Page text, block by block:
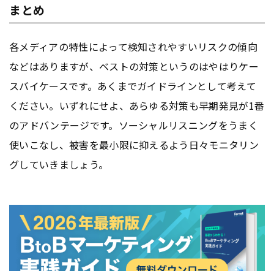
まとめ
各メディアの特性によって検知されやすいリスクの傾向
などはありますが、ベストの対策というのはやはりケー
スバイケースです。あくまでガイドラインとして考えて
ください。いずれにせよ、あらゆる対策も早期発見が1番
のアドバンテージです。ソーシャルリスニングをうまく
使いこなし、被害を最小限に抑えるよう日々モニタリン
グしていきましょう。